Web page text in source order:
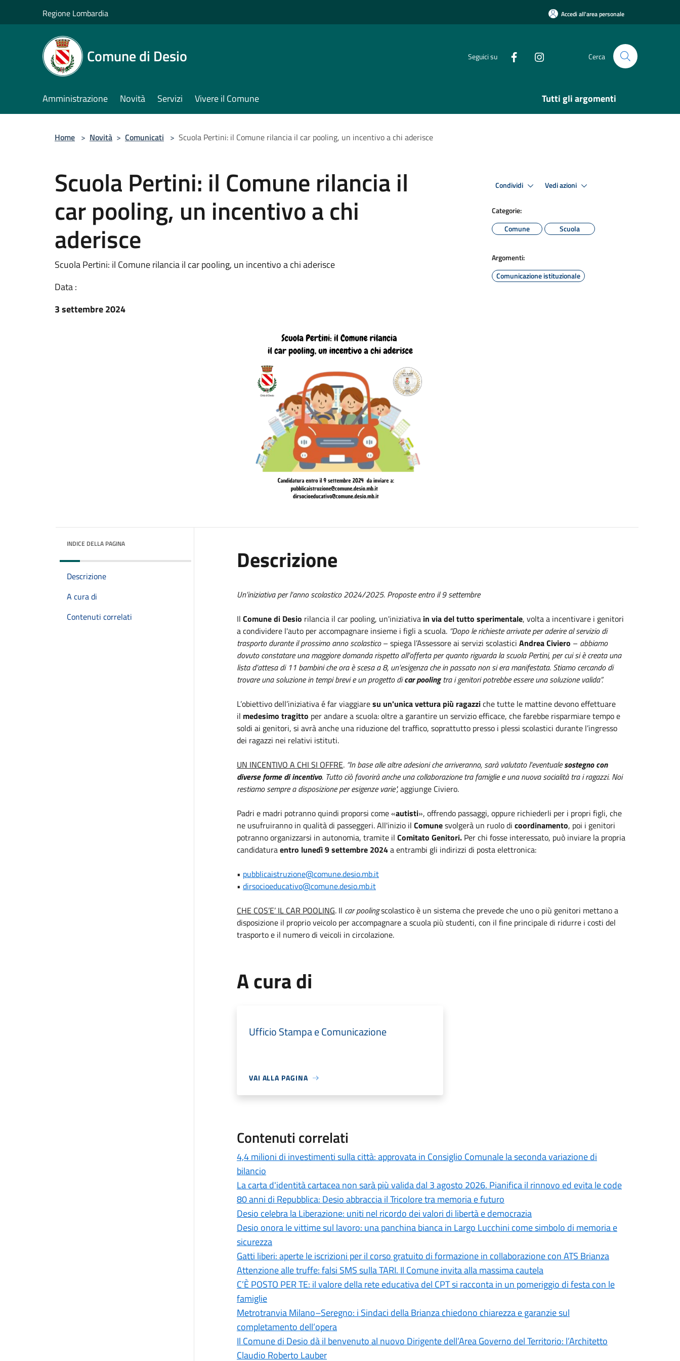
Regione Lombardia Accedi all'area personale
Comune di Desio Seguici su Cerca
Amministrazione Novità Servizi Vivere il Comune Tutti gli argomenti
Home > Novità > Comunicati > Scuola Pertini: il Comune rilancia il car pooling, un incentivo a chi aderisce
Scuola Pertini: il Comune rilancia il
car pooling, un incentivo a chi
aderisce
Scuola Pertini: il Comune rilancia il car pooling, un incentivo a chi aderisce
Data :
3 settembre 2024
Condividi Vedi azioni
Categorie:
Comune
Scuola
Argomenti:
Comunicazione istituzionale
INDICE DELLA PAGINA
Descrizione
A cura di
Contenuti correlati
Descrizione
Un’iniziativa per l’anno scolastico 2024/2025. Proposte entro il 9 settembre
Il Comune di Desio rilancia il car pooling, un'iniziativa in via del tutto sperimentale, volta a incentivare i genitori
a condividere l'auto per accompagnare insieme i figli a scuola. “Dopo le richieste arrivate per aderire al servizio di
trasporto durante il prossimo anno scolastico– spiega l’Assessore ai servizi scolastici Andrea Civiero – abbiamo
dovuto constatare una maggiore domanda rispetto all’offerta per quanto riguarda la scuola Pertini, per cui si è creata una
lista d’attesa di 11 bambini che ora è scesa a 8, un’esigenza che in passato non si era manifestata. Stiamo cercando di
trovare una soluzione in tempi brevi e un progetto dicar poolingtra i genitori potrebbe essere una soluzione valida”.
L’obiettivo dell’iniziativa é far viaggiaresu un'unica vettura più ragazziche tutte le mattine devono effettuare
il medesimo tragitto per andare a scuola: oltre a garantire un servizio efficace, che farebbe risparmiare tempo e
soldi ai genitori, si avrà anche una riduzione del traffico, soprattutto presso i plessi scolastici durante l’ingresso
dei ragazzi nei relativi istituti.
UN INCENTIVO A CHI SI OFFRE. “In base alle altre adesioni che arriveranno, sarà valutato l'eventualesostegno con
diverse forme di incentivo. Tutto ciò favorirà anche una collaborazione tra famiglie e una nuova socialità tra i ragazzi. Noi
restiamo sempre a disposizione per esigenze varie",aggiunge Civiero.
Padri e madri potranno quindi proporsi come «autisti», offrendo passaggi, oppure richiederli per i propri figli, che
ne usufruiranno in qualità di passeggeri. All'inizio il Comunesvolgerà un ruolo di coordinamento, poi i genitori
potranno organizzarsi in autonomia, tramite il Comitato Genitori.Per chi fosse interessato, può inviare la propria
candidaturaentro lunedì 9 settembre 2024a entrambi gli indirizzi di posta elettronica:
• pubblicaistruzione@comune.desio.mb.it
• dirsocioeducativo@comune.desio.mb.it
CHE COS’E’ IL CAR POOLING. Il car poolingscolastico è un sistema che prevede che uno o più genitori mettano a
disposizione il proprio veicolo per accompagnare a scuola più studenti, con il fine principale di ridurre i costi del
trasporto e il numero di veicoli in circolazione.
A cura di
Ufficio Stampa e Comunicazione
VAI ALLA PAGINA
Contenuti correlati
4,4 milioni di investimenti sulla città: approvata in Consiglio Comunale la seconda variazione di
bilancio
La carta d'identità cartacea non sarà più valida dal 3 agosto 2026. Pianifica il rinnovo ed evita le code
80 anni di Repubblica: Desio abbraccia il Tricolore tra memoria e futuro
Desio celebra la Liberazione: uniti nel ricordo dei valori di libertà e democrazia
Desio onora le vittime sul lavoro: una panchina bianca in Largo Lucchini come simbolo di memoria e
sicurezza
Gatti liberi: aperte le iscrizioni per il corso gratuito di formazione in collaborazione con ATS Brianza
Attenzione alle truffe: falsi SMS sulla TARI. Il Comune invita alla massima cautela
C’È POSTO PER TE: il valore della rete educativa del CPT si racconta in un pomeriggio di festa con le
famiglie
Metrotranvia Milano–Seregno: i Sindaci della Brianza chiedono chiarezza e garanzie sul
completamento dell’opera
Il Comune di Desio dà il benvenuto al nuovo Dirigente dell’Area Governo del Territorio: l’Architetto
Claudio Roberto Lauber